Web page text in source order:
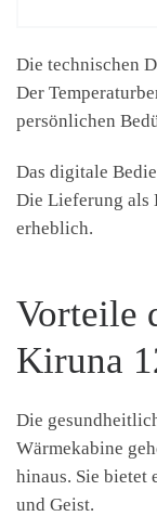
Die technischen
Der
persönlichen
Das digitale
Die Lieferung als
erheblich.
Vorteile
Kiruna
Die
Wärmekabine
hinaus. Sie bietet
und Geist.